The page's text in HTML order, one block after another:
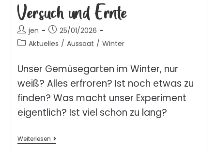
Versuch und Ernte
jen
25/01/2026
Aktuelles / Aussaat / Winter
Unser Gemüsegarten im Winter, nur
weiß? Alles erfroren? Ist noch etwas zu
finden? Was macht unser Experiment
eigentlich? Ist viel schon zu lang?
Weiterlesen